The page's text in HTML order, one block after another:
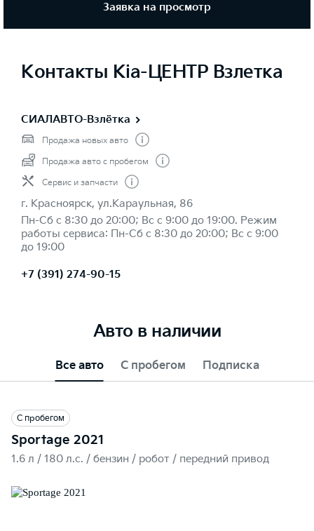
Заявка на просмотр
Контакты Kia-ЦЕНТР Взлетка
СИАЛАВТО-Взлётка
Продажа новых авто
Продажа авто с пробегом
Сервис и запчасти
г. Красноярск, ул.Караульная, 86
Пн-Сб с 8:30 до 20:00; Вс с 9:00 до 19:00. Режим
работы сервиса: Пн-Сб с 8:30 до 20:00; Вс с 9:00
до 19:00
+7 (391) 274-90-15
Авто в наличии
Все авто С пробегом Подписка
С пробегом
Sportage 2021
1.6 л / 180 л.c. / бензин / робот / передний привод